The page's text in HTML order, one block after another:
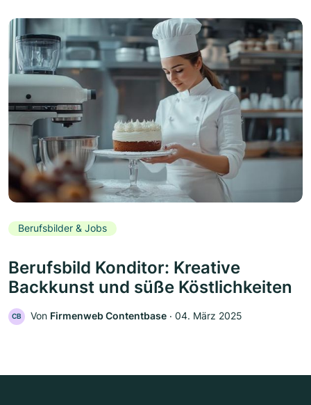
Berufsbilder & Jobs
Berufsbild Konditor: Kreative
Backkunst und süße Köstlichkeiten
CB Von Firmenweb Contentbase ‧ 04. März 2025